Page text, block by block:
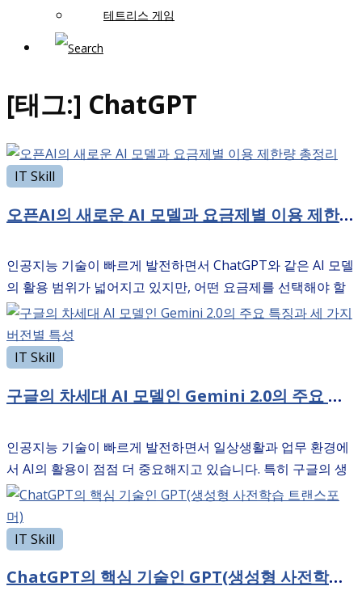
테트리스 게임
[태그:] ChatGPT
IT Skill
오픈AI의 새로운 AI 모델과 요금제별 이용 제한량 총정리
인공지능 기술이 빠르게 발전하면서 ChatGPT와 같은 AI 모델
의 활용 범위가 넓어지고 있지만, 어떤 요금제를 선택해야 할
지 고민되는 경우가 많습니다. 각 요금제마다 제공하는 기능과
제한사항이 다르기 때문에 자신에게 맞는 플랜을 선택하는 …
IT Skill
구글의 차세대 AI 모델인 Gemini 2.0의 주요 특징과 세 가지 버전별 특성
인공지능 기술이 빠르게 발전하면서 일상생활과 업무 환경에
서 AI의 활용이 점점 더 중요해지고 있습니다. 특히 구글의 생
성형 AI 모델은 많은 관심을 받고 있는데, 최근 더욱 강력해진
새로운 버전이 출시되었습니다. 그래서 오늘은 …
IT Skill
ChatGPT의 핵심 기술인 GPT(생성형 사전학습 트랜스포머)